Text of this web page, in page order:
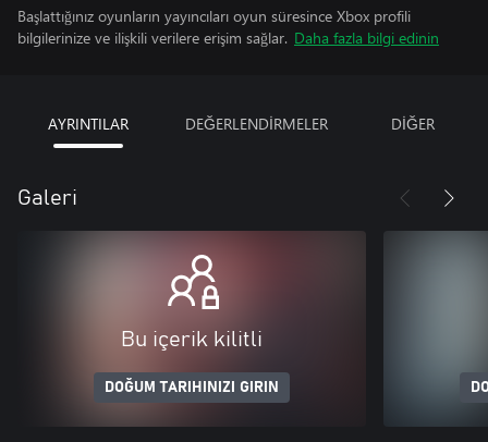
Başlattığınız oyunların yayıncıları oyun süresince Xbox profili
bilgilerinize ve ilişkili verilere erişim sağlar. Daha fazla bilgi edinin
AYRINTILAR DEĞERLENDİRMELER DİĞER
Galeri
Bu içerik kilitli
DOĞUM TARIHINIZI GIRIN